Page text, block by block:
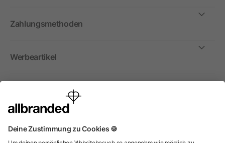
Zahlungsmethoden
Werbeartikel
International